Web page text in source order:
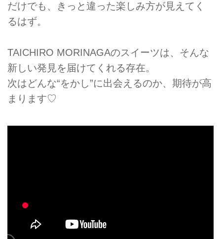
だけでも、きっと違った楽しみ方が見えてく
るはず。
TAICHIRO MORINAGAのスイーツは、そんな
新しい発見を届けてくれる存在。
次はどんな“をかし”に出会えるのか、期待が高
まります♡